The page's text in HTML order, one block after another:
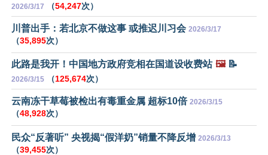
2026/3/17 （54,247次）
川普出手：若北京不做这事 或推迟川习会 2026/3/17
（35,895次）
此路是我开！中国地方政府竞相在国道设收费站 🖼️📝
2026/3/15 （125,674次）
云南冻干草莓被检出有毒重金属 超标10倍 2026/3/15
（48,928次）
民众“反著听” 央视揭“假洋奶”销量不降反增 2026/3/13
（39,455次）